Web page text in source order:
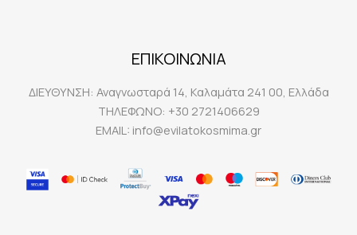
ΕΠΙΚΟΙΝΩΝΙΑ
ΔΙΕΥΘΥΝΣΗ: Αναγνωσταρά 14, Καλαμάτα 241 00, Ελλάδα
ΤΗΛΕΦΩΝΟ: +30 2721406629
EMAIL: info@evilatokosmima.gr